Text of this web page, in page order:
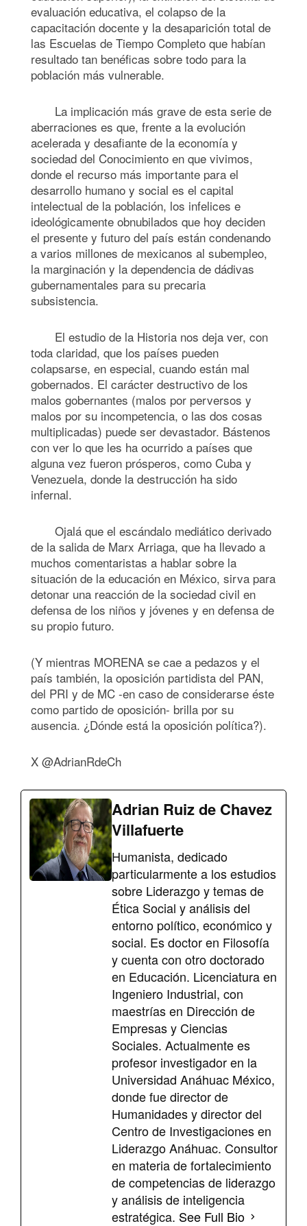
evaluación educativa, el colapso de la
capacitación docente y la desaparición total de
las Escuelas de Tiempo Completo que habían
resultado tan benéficas sobre todo para la
población más vulnerable.
La implicación más grave de esta serie de
aberraciones es que, frente a la evolución
acelerada y desafiante de la economía y
sociedad del Conocimiento en que vivimos,
donde el recurso más importante para el
desarrollo humano y social es el capital
intelectual de la población, los infelices e
ideológicamente obnubilados que hoy deciden
el presente y futuro del país están condenando
a varios millones de mexicanos al subempleo,
la marginación y la dependencia de dádivas
gubernamentales para su precaria
subsistencia.
El estudio de la Historia nos deja ver, con
toda claridad, que los países pueden
colapsarse, en especial, cuando están mal
gobernados. El carácter destructivo de los
malos gobernantes (malos por perversos y
malos por su incompetencia, o las dos cosas
multiplicadas) puede ser devastador. Bástenos
con ver lo que les ha ocurrido a países que
alguna vez fueron prósperos, como Cuba y
Venezuela, donde la destrucción ha sido
infernal.
Ojalá que el escándalo mediático derivado
de la salida de Marx Arriaga, que ha llevado a
muchos comentaristas a hablar sobre la
situación de la educación en México, sirva para
detonar una reacción de la sociedad civil en
defensa de los niños y jóvenes y en defensa de
su propio futuro.
(Y mientras MORENA se cae a pedazos y el
país también, la oposición partidista del PAN,
del PRI y de MC -en caso de considerarse éste
como partido de oposición- brilla por su
ausencia. ¿Dónde está la oposición política?).
X @AdrianRdeCh
Adrian Ruiz de Chavez
Villafuerte
Humanista, dedicado
particularmente a los estudios
sobre Liderazgo y temas de
Ética Social y análisis del
entorno político, económico y
social. Es doctor en Filosofía
y cuenta con otro doctorado
en Educación. Licenciatura en
Ingeniero Industrial, con
maestrías en Dirección de
Empresas y Ciencias
Sociales. Actualmente es
profesor investigador en la
Universidad Anáhuac México,
donde fue director de
Humanidades y director del
Centro de Investigaciones en
Liderazgo Anáhuac. Consultor
en materia de fortalecimiento
de competencias de liderazgo
y análisis de inteligencia
estratégica. See Full Bio